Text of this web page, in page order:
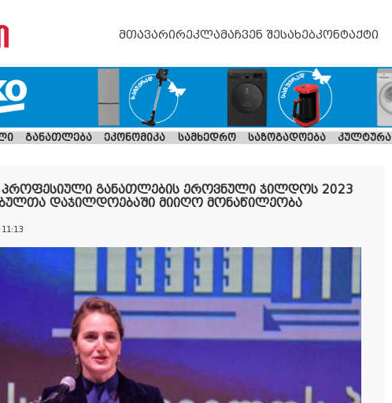
მთავარირეკლამაჩვენ შესახებკონტაქტი
განათლება ეკონომიკა სამხედრო საზოგადოება კულტურა
პროფესიული განათლების ეროვნული ჯილდოს 2023
დაჯილდოებაში მიიღო მონაწილეობა
11:13